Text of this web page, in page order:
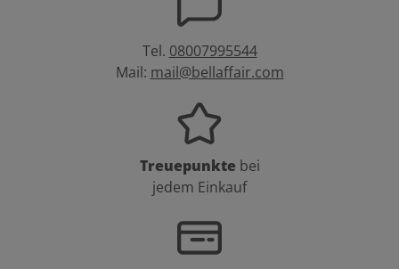
Tel. 08007995544
Mail: mail@bellaffair.com
Treuepunkte bei
jedem Einkauf